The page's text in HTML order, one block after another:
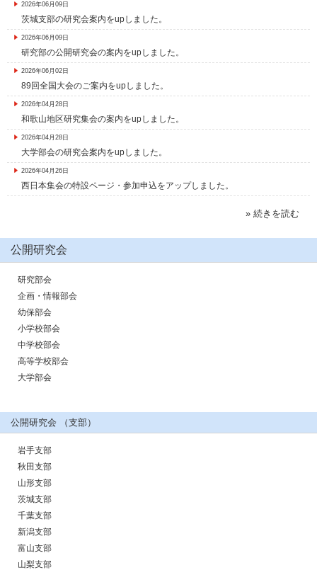
2026年06月09日
茨城支部の研究会案内をupしました。
2026年06月09日
研究部の公開研究会の案内をupしました。
2026年06月02日
89回全国大会のご案内をupしました。
2026年04月28日
和歌山地区研究集会の案内をupしました。
2026年04月28日
大学部会の研究会案内をupしました。
2026年04月26日
西日本集会の特設ページ・参加申込をアップしました。
» 続きを読む
公開研究会
研究部会
企画・情報部会
幼保部会
小学校部会
中学校部会
高等学校部会
大学部会
公開研究会 （支部）
岩手支部
秋田支部
山形支部
茨城支部
千葉支部
新潟支部
富山支部
山梨支部